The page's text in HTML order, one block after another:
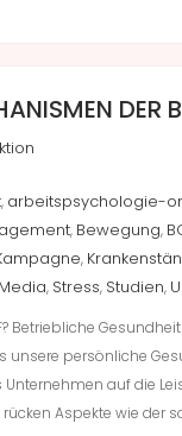
DER
, arbeitspsychologie-
, Bewegung,
,
, Stress, Studien,
Betriebliche
unsere persönliche
Unternehmen auf die
Aspekte wie der